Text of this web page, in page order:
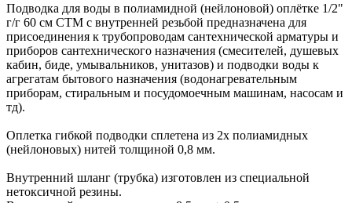
Подводка для воды в полиамидной (нейлоновой) оплётке 1/2"
г/г 60 cм CTM с внутренней резьбой предназначена для
присоединения к трубопроводам сантехнической арматуры и
приборов сантехнического назначения (смесителей, душевых
кабин, биде, умывальников, унитазов) и подводки воды к
агрегатам бытового назначения (водонагревательным
приборам, стиральным и посудомоечным машинам, насосам и
тд).
Оплетка гибкой подводки сплетена из 2х полиамидных
(нейлоновых) нитей толщиной 0,8 мм.
Внутренний шланг (трубка) изготовлен из специальной
нетоксичной резины.